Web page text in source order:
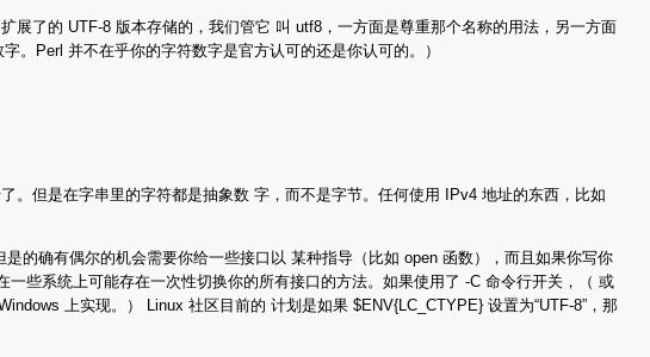
了的 UTF-8 版本存储的，我们管它 叫 utf8，一方面是尊重那个名称的用法，另一方面
。Perl 并不在乎你的字符数字是官方认可的还是你认可的。）
但是在字串里的字符都是抽象数 字，而不是字节。任何使用 IPv4 地址的东西，比如
的确有偶尔的机会需要你给一些接口以 某种指导（比如 open 函数），而且如果你写你
些系统上可能存在一次性切换你的所有接口的方法。如果使用了 -C 命令行开关，（ 或
上实现。） Linux 社区目前的 计划是如果 $ENV{LC_CTYPE} 设置为“UTF-8”，那